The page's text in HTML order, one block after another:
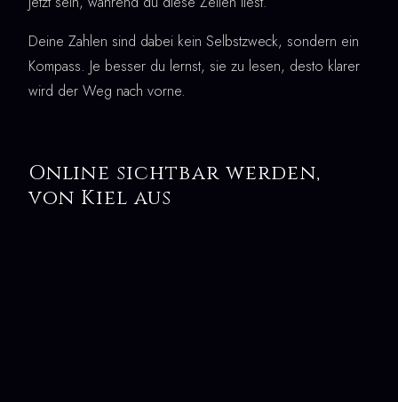
Deine Zahlen sind dabei kein Selbstzweck, sondern ein
Kompass. Je besser du lernst, sie zu lesen, desto klarer
wird der Weg nach vorne.
Online sichtbar werden,
von Kiel aus